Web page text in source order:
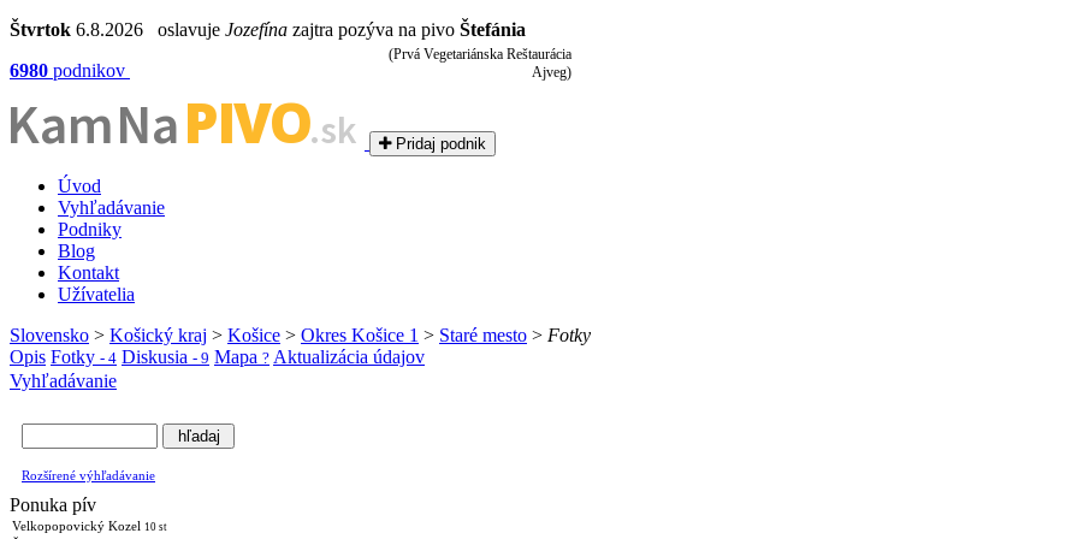
Štvrtok 6.8.2026 oslavuje Jozefína zajtra pozýva na pivo Štefánia
6980 podnikov
Kam NaPIVO.sk Pridaj podnik
Úvod
Vyhľadávanie
Podniky
Blog
Kontakt
Užívatelia
Slovensko > Košický kraj > Košice > Okres Košice 1 > Staré mesto > Fotky
Opis Fotky - 4 Diskusia - 9 Mapa ? Aktualizácia údajov
Vyhľadávanie
Rozšírené výhľadávanie
Ponuka pív
Velkopopovický Kozel 10 st
(Prvá Vegetariánska Reštaurácia
Ajveg)